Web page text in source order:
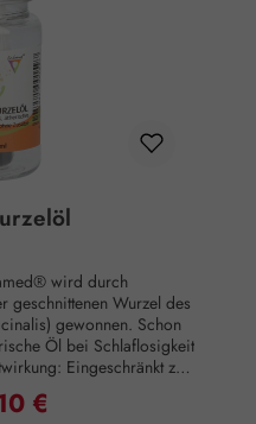
wird durch
geschnittenen Wurzel des
gewonnen. Schon
Öl bei Schlaflosigkeit
€